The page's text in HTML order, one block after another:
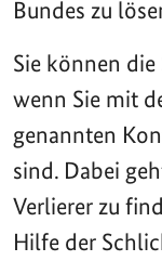
Bundes zu
Sie können
wenn Sie mit
genannten
sind. Dabei
Verlierer zu
Hilfe der